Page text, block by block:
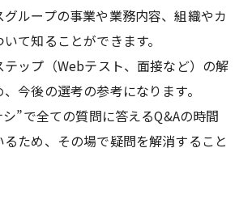
グループの事業や業務内容、組織やカ
て知ることができます。
ップ（Webテスト、面接など）の解
今後の選考の参考になります。
シ”で全ての質問に答えるQ&Aの時間
ため、その場で疑問を解消すること